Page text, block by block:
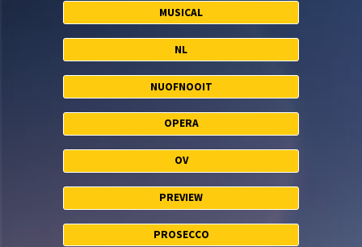
MUSICAL
NL
NUOFNOOIT
OPERA
OV
PREVIEW
PROSECCO